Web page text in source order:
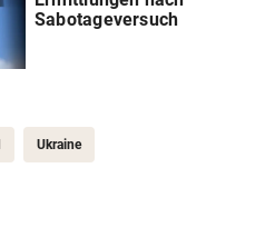
Sabotageversuch
Ukraine